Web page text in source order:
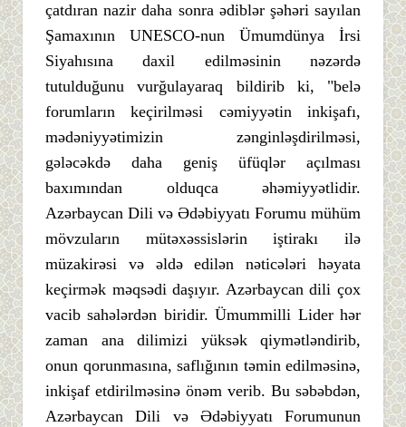
çatdıran nazir daha sonra ədiblər şəhəri sayılan
Şamaxının UNESCO-nun Ümumdünya İrsi
Siyahısına daxil edilməsinin nəzərdə
tutulduğunu vurğulayaraq bildirib ki, "belə
forumların keçirilməsi cəmiyyətin inkişafı,
mədəniyyətimizin zənginləşdirilməsi,
gələcəkdə daha geniş üfüqlər açılması
baxımından olduqca əhəmiyyətlidir.
Azərbaycan Dili və Ədəbiyyatı Forumu mühüm
mövzuların mütəxəssislərin iştirakı ilə
müzakirəsi və əldə edilən nəticələri həyata
keçirmək məqsədi daşıyır. Azərbaycan dili çox
vacib sahələrdən biridir. Ümummilli Lider hər
zaman ana dilimizi yüksək qiymətləndirib,
onun qorunmasına, saflığının təmin edilməsinə,
inkişaf etdirilməsinə önəm verib. Bu səbəbdən,
Azərbaycan Dili və Ədəbiyyatı Forumunun